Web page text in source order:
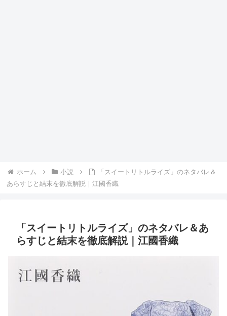
ホーム 小説
「スイートリトルライズ」のネタバレ＆
あらすじと結末を徹底解説｜江國香織
「スイートリトルライズ」のネタバレ＆あ
らすじと結末を徹底解説｜江國香織